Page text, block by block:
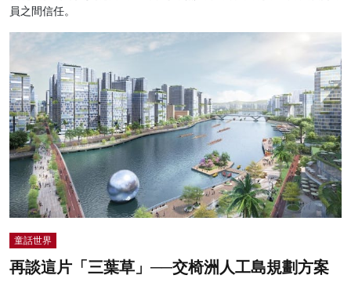
員之間信任。
童話世界
再談這片「三葉草」──交椅洲人工島規劃方案